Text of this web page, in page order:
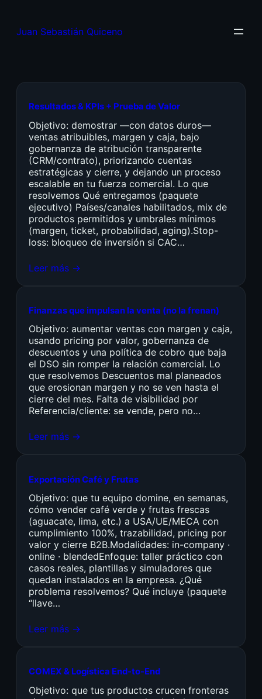
Juan Sebastián Quiceno
Resultados & KPIs + Prueba de Valor
Objetivo: demostrar —con datos duros—
ventas atribuibles, margen y caja, bajo
gobernanza de atribución transparente
(CRM/contrato), priorizando cuentas
estratégicas y cierre, y dejando un proceso
escalable en tu fuerza comercial. Lo que
resolvemos Qué entregamos (paquete
ejecutivo) Países/canales habilitados, mix de
productos permitidos y umbrales mínimos
(margen, ticket, probabilidad, aging).Stop-
loss: bloqueo de inversión si CAC…
Leer más →
Finanzas que impulsan la venta (no la frenan)
Objetivo: aumentar ventas con margen y caja,
usando pricing por valor, gobernanza de
descuentos y una política de cobro que baja
el DSO sin romper la relación comercial. Lo
que resolvemos Descuentos mal planeados
que erosionan margen y no se ven hasta el
cierre del mes. Falta de visibilidad por
Referencia/cliente: se vende, pero no…
Leer más →
Exportación Café y Frutas
Objetivo: que tu equipo domine, en semanas,
cómo vender café verde y frutas frescas
(aguacate, lima, etc.) a USA/UE/MECA con
cumplimiento 100%, trazabilidad, pricing por
valor y cierre B2B.Modalidades: in-company ·
online · blendedEnfoque: taller práctico con
casos reales, plantillas y simuladores que
quedan instalados en la empresa. ¿Qué
problema resolvemos? Qué incluye (paquete
“llave…
Leer más →
COMEX & Logística End-to-End
Objetivo: que tus productos crucen fronteras